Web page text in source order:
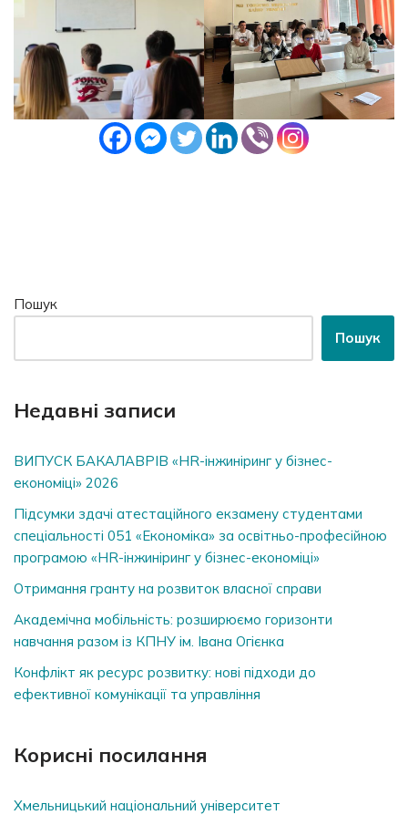
Пошук
Пошук
Недавні записи
ВИПУСК БАКАЛАВРІВ «HR-інжиніринг у бізнес-
економіці» 2026
Підсумки здачі атестаційного екзамену студентами
спеціальності 051 «Економіка» за освітньо-професійною
програмою «HR-інжиніринг у бізнес-економіці»
Отримання гранту на розвиток власної справи
Академічна мобільність: розширюємо горизонти
навчання разом із КПНУ ім. Івана Огієнка
Конфлікт як ресурс розвитку: нові підходи до
ефективної комунікації та управління
Корисні посилання
Хмельницький національний університет